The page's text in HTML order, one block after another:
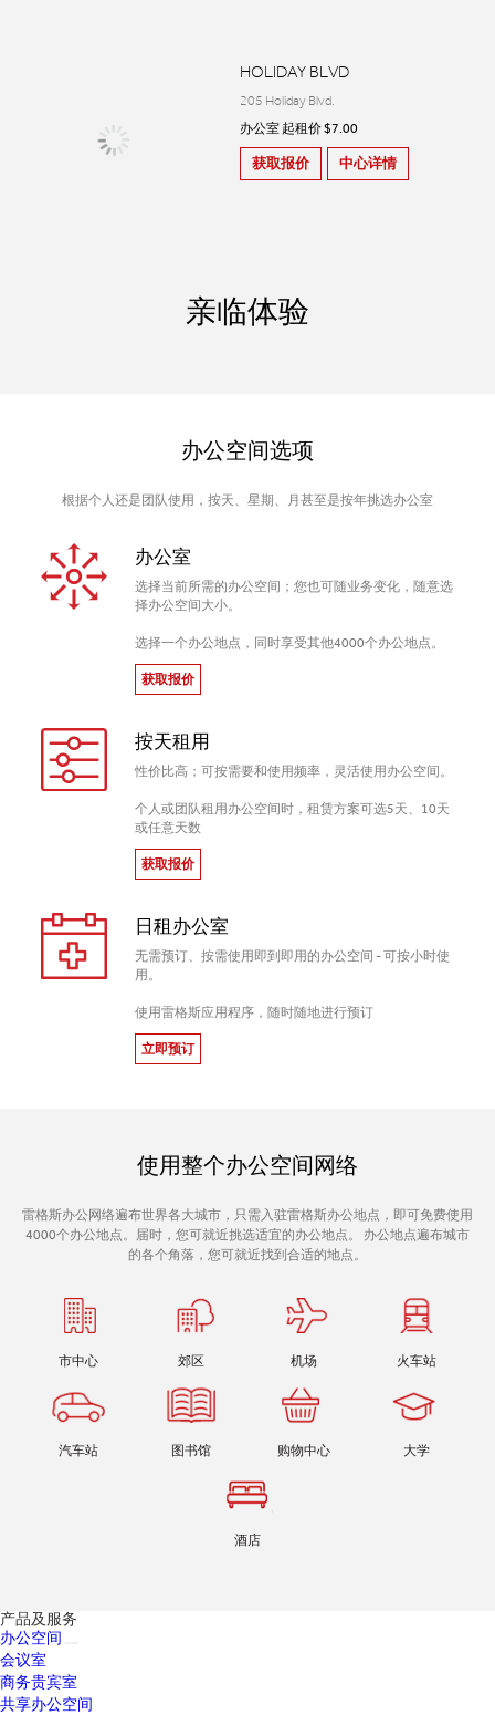
HOLIDAY BLVD
205 Holiday Blvd.
办公室 起租价 $7.00
获取报价 中心详情
亲临体验
办公空间选项
根据个人还是团队使用，按天、星期、月甚至是按年挑选办公室
办公室
选择当前所需的办公空间；您也可随业务变化，随意选
择办公空间大小。
选择一个办公地点，同时享受其他4000个办公地点。
获取报价
按天租用
性价比高；可按需要和使用频率，灵活使用办公空间。
个人或团队租用办公空间时，租赁方案可选5天、10天
或任意天数
获取报价
日租办公室
无需预订、按需使用即到即用的办公空间 - 可按小时使
用。
使用雷格斯应用程序，随时随地进行预订
立即预订
使用整个办公空间网络
雷格斯办公网络遍布世界各大城市，只需入驻雷格斯办公地点，即可免费使用
4000个办公地点。届时，您可就近挑选适宜的办公地点。 办公地点遍布城市
的各个角落，您可就近找到合适的地点。
市中心 郊区 机场 火车站
汽车站 图书馆 购物中心 大学
酒店
产品及服务
办公空间
会议室
商务贵宾室
共享办公空间